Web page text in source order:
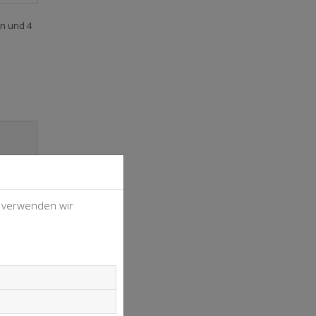
und 4
wir